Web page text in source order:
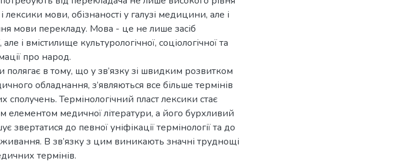
лексики мови, обізнаності у галузі медицини, але і
мови перекладу. Мова - це не лише засіб
але і вмістилище культурологічної, соціологічної та
про народ.
полягає в тому, що у зв’язку зі швидким розвитком
обладнання, з’являються все більше термінів
сполучень. Термінологічний пласт лексики стає
елементом медичної літератури, а його бурхливий
звертатися до певної уніфікації термінології та до
В зв’язку з цим виникають значні труднощі
термінів.